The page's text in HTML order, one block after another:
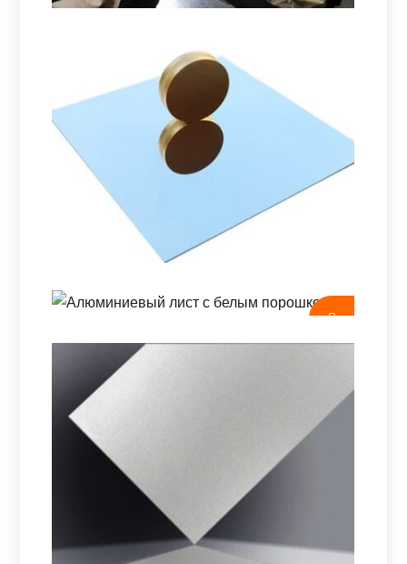
Морской Класс 5086 H116
Алюминиевая Пластина
Узнайте, как морской класс 5086 Алюминиевая
пластина H116 обеспечивает выдающиеся
характеристики корпуса., палубы, и морское
оборудование с проверенным балансом сил,
долговечность, и легкая конструкция.
Алюминиевый Зеркальный Лист
Отражательной Способностью
сверхвысокой отражающей способностью и
видимым отражением 95–98%., низкий разброс
(ТИС <1%), и консультации по спецификациям
для BRDF, спектральные кривые и покрытия.
Алюминиевый Лист С Белым
порошком премиум -класса с превосходной
погодой, защита царапин, и гладкая отделка -
доступная для архитектурных, вывески, и
промышленное использование.